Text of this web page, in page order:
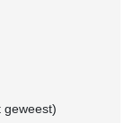
geweest)